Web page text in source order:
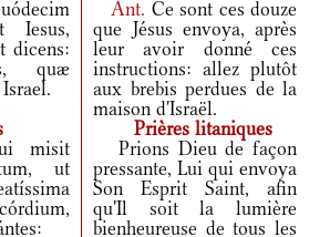
Iesus,
dicens:
quæ
Ant. Ce sont ces douze
que Jésus envoya, après
leur avoir donné ces
instructions: allez plutôt
aux brebis perdues de la
maison d'Israël.
Prières litaniques
misit
ut
Prions Dieu de façon
pressante, Lui qui envoya
Son Esprit Saint, afin
qu'Il soit la lumière
bienheureuse de tous les